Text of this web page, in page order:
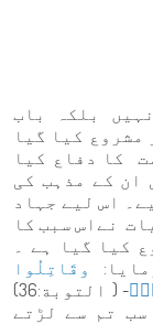
بلکہ باب
مشروع کیا گیا
کا دفاع کیا
ان کے مذہب کی
اس لیے جہاد
نےاس سبب کا
کیا گیا ہے ۔
وقَاتِلُوا
- ( التوبة:36)
تم سے لڑتے